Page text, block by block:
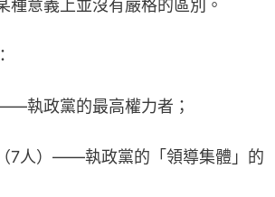
種意義上並沒有嚴格的區別。
執政黨的最高權力者；
7人）——執政黨的「領導集體」的